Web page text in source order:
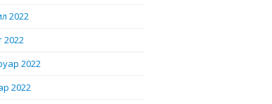
2022
2022
2022
2022